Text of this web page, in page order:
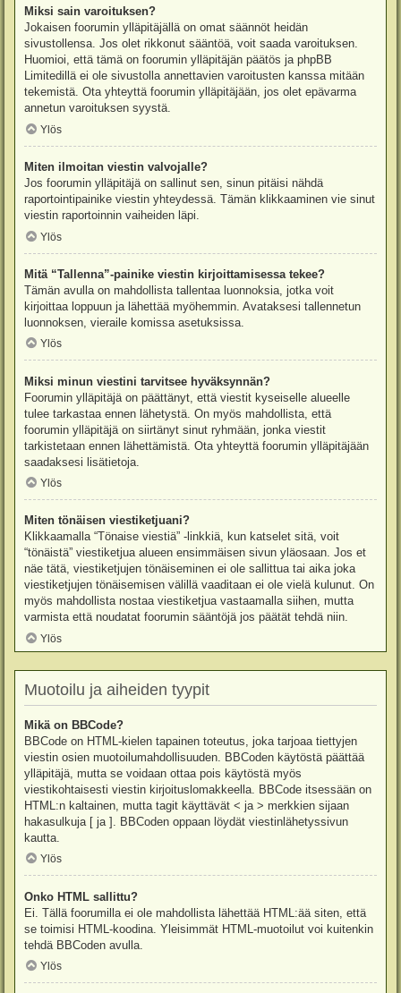
Miksi sain varoituksen?
Jokaisen foorumin ylläpitäjällä on omat säännöt heidän
sivustollensa. Jos olet rikkonut sääntöä, voit saada varoituksen.
Huomioi, että tämä on foorumin ylläpitäjän päätös ja phpBB
Limitedillä ei ole sivustolla annettavien varoitusten kanssa mitään
tekemistä. Ota yhteyttä foorumin ylläpitäjään, jos olet epävarma
annetun varoituksen syystä.
Ylös
Miten ilmoitan viestin valvojalle?
Jos foorumin ylläpitäjä on sallinut sen, sinun pitäisi nähdä
raportointipainike viestin yhteydessä. Tämän klikkaaminen vie sinut
viestin raportoinnin vaiheiden läpi.
Ylös
Mitä “Tallenna”-painike viestin kirjoittamisessa tekee?
Tämän avulla on mahdollista tallentaa luonnoksia, jotka voit
kirjoittaa loppuun ja lähettää myöhemmin. Avataksesi tallennetun
luonnoksen, vieraile komissa asetuksissa.
Ylös
Miksi minun viestini tarvitsee hyväksynnän?
Foorumin ylläpitäjä on päättänyt, että viestit kyseiselle alueelle
tulee tarkastaa ennen lähetystä. On myös mahdollista, että
foorumin ylläpitäjä on siirtänyt sinut ryhmään, jonka viestit
tarkistetaan ennen lähettämistä. Ota yhteyttä foorumin ylläpitäjään
saadaksesi lisätietoja.
Ylös
Miten tönäisen viestiketjuani?
Klikkaamalla “Tönaise viestiä” -linkkiä, kun katselet sitä, voit
“tönäistä” viestiketjua alueen ensimmäisen sivun yläosaan. Jos et
näe tätä, viestiketjujen tönäiseminen ei ole sallittua tai aika joka
viestiketjujen tönäisemisen välillä vaaditaan ei ole vielä kulunut. On
myös mahdollista nostaa viestiketjua vastaamalla siihen, mutta
varmista että noudatat foorumin sääntöjä jos päätät tehdä niin.
Ylös
Muotoilu ja aiheiden tyypit
Mikä on BBCode?
BBCode on HTML-kielen tapainen toteutus, joka tarjoaa tiettyjen
viestin osien muotoilumahdollisuuden. BBCoden käytöstä päättää
ylläpitäjä, mutta se voidaan ottaa pois käytöstä myös
viestikohtaisesti viestin kirjoituslomakkeella. BBCode itsessään on
HTML:n kaltainen, mutta tagit käyttävät < ja > merkkien sijaan
hakasulkuja [ ja ]. BBCoden oppaan löydät viestinlähetyssivun
kautta.
Ylös
Onko HTML sallittu?
Ei. Tällä foorumilla ei ole mahdollista lähettää HTML:ää siten, että
se toimisi HTML-koodina. Yleisimmät HTML-muotoilut voi kuitenkin
tehdä BBCoden avulla.
Ylös